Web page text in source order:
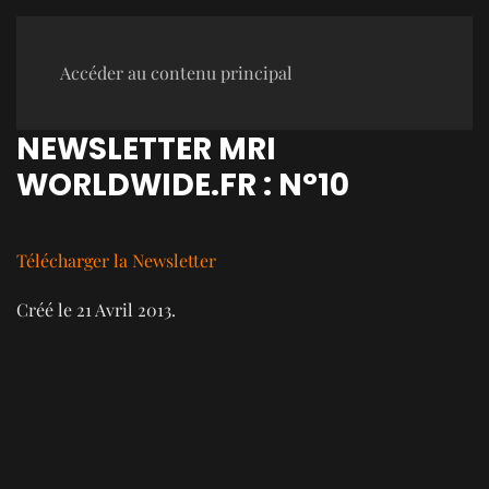
Accéder au contenu principal
NEWSLETTER MRI
WORLDWIDE.FR : N°10
Télécharger la Newsletter
Créé le 21 Avril 2013.